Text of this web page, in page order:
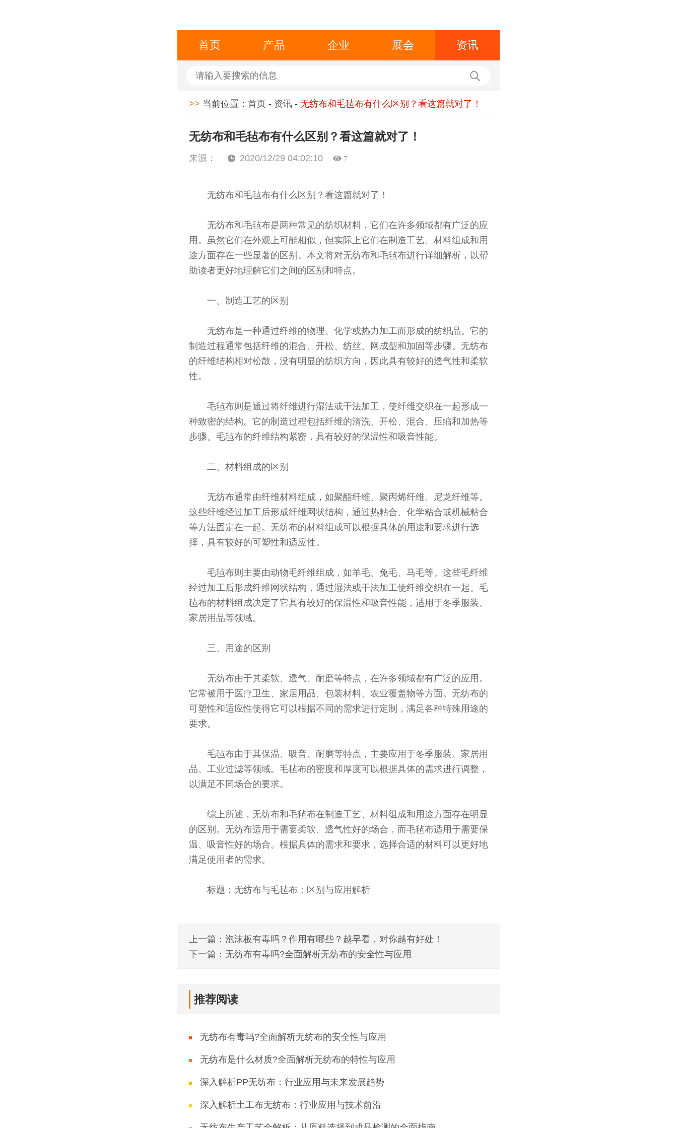
首页 产品 企业 展会 资讯
>> 当前位置： 首页 - 资讯- 无纺布和毛毡布有什么区别？看这篇就对了！
无纺布和毛毡布有什么区别？看这篇就对了！
来源： 2020/12/29 04:02:10 7
无纺布和毛毡布有什么区别？看这篇就对了！
无纺布和毛毡布是两种常见的纺织材料，它们在许多领域都有广泛的应
用。虽然它们在外观上可能相似，但实际上它们在制造工艺、材料组成和用
途方面存在一些显著的区别。本文将对无纺布和毛毡布进行详细解析，以帮
助读者更好地理解它们之间的区别和特点。
一、制造工艺的区别
无纺布是一种通过纤维的物理、化学或热力加工而形成的纺织品。它的
制造过程通常包括纤维的混合、开松、纺丝、网成型和加固等步骤。无纺布
的纤维结构相对松散，没有明显的纺织方向，因此具有较好的透气性和柔软
性。
毛毡布则是通过将纤维进行湿法或干法加工，使纤维交织在一起形成一
种致密的结构。它的制造过程包括纤维的清洗、开松、混合、压缩和加热等
步骤。毛毡布的纤维结构紧密，具有较好的保温性和吸音性能。
二、材料组成的区别
无纺布通常由纤维材料组成，如聚酯纤维、聚丙烯纤维、尼龙纤维等。
这些纤维经过加工后形成纤维网状结构，通过热粘合、化学粘合或机械粘合
等方法固定在一起。无纺布的材料组成可以根据具体的用途和要求进行选
择，具有较好的可塑性和适应性。
毛毡布则主要由动物毛纤维组成，如羊毛、兔毛、马毛等。这些毛纤维
经过加工后形成纤维网状结构，通过湿法或干法加工使纤维交织在一起。毛
毡布的材料组成决定了它具有较好的保温性和吸音性能，适用于冬季服装、
家居用品等领域。
三、用途的区别
无纺布由于其柔软、透气、耐磨等特点，在许多领域都有广泛的应用。
它常被用于医疗卫生、家居用品、包装材料、农业覆盖物等方面。无纺布的
可塑性和适应性使得它可以根据不同的需求进行定制，满足各种特殊用途的
要求。
毛毡布由于其保温、吸音、耐磨等特点，主要应用于冬季服装、家居用
品、工业过滤等领域。毛毡布的密度和厚度可以根据具体的需求进行调整，
以满足不同场合的要求。
综上所述，无纺布和毛毡布在制造工艺、材料组成和用途方面存在明显
的区别。无纺布适用于需要柔软、透气性好的场合，而毛毡布适用于需要保
温、吸音性好的场合。根据具体的需求和要求，选择合适的材料可以更好地
满足使用者的需求。
标题：无纺布与毛毡布：区别与应用解析
上一篇：泡沫板有毒吗？作用有哪些？越早看，对你越有好处！
下一篇：无纺布有毒吗?全面解析无纺布的安全性与应用
推荐阅读
无纺布有毒吗?全面解析无纺布的安全性与应用
无纺布是什么材质?全面解析无纺布的特性与应用
深入解析PP无纺布：行业应用与未来发展趋势
深入解析土工布无纺布：行业应用与技术前沿